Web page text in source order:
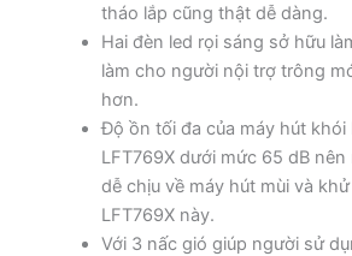
tháo lắp cũng thật dễ dàng.
Hai đèn led rọi sáng sở hữu
làm cho người nội trợ trông
hơn.
Độ ồn tối đa của máy hút khói
LFT769X dưới mức 65 dB
dễ chịu về máy hút mùi và
LFT769X này.
Với 3 nấc gió giúp người sử